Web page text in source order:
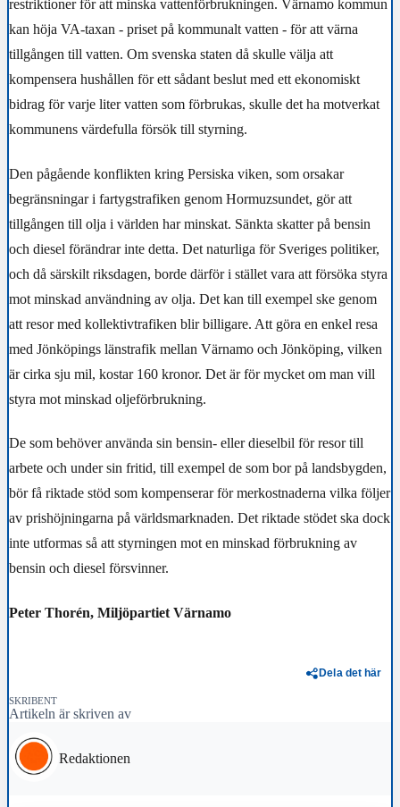
restriktioner för att minska vattenförbrukningen. Värnamo kommun
kan höja VA-taxan - priset på kommunalt vatten - för att värna
tillgången till vatten. Om svenska staten då skulle välja att
kompensera hushållen för ett sådant beslut med ett ekonomiskt
bidrag för varje liter vatten som förbrukas, skulle det ha motverkat
kommunens värdefulla försök till styrning.
Den pågående konflikten kring Persiska viken, som orsakar
begränsningar i fartygstrafiken genom Hormuzsundet, gör att
tillgången till olja i världen har minskat. Sänkta skatter på bensin
och diesel förändrar inte detta. Det naturliga för Sveriges politiker,
och då särskilt riksdagen, borde därför i stället vara att försöka styra
mot minskad användning av olja. Det kan till exempel ske genom
att resor med kollektivtrafiken blir billigare. Att göra en enkel resa
med Jönköpings länstrafik mellan Värnamo och Jönköping, vilken
är cirka sju mil, kostar 160 kronor. Det är för mycket om man vill
styra mot minskad oljeförbrukning.
De som behöver använda sin bensin- eller dieselbil för resor till
arbete och under sin fritid, till exempel de som bor på landsbygden,
bör få riktade stöd som kompenserar för merkostnaderna vilka följer
av prishöjningarna på världsmarknaden. Det riktade stödet ska dock
inte utformas så att styrningen mot en minskad förbrukning av
bensin och diesel försvinner.
Peter Thorén, Miljöpartiet Värnamo
Dela det här
SKRIBENT
Artikeln är skriven av
Redaktionen